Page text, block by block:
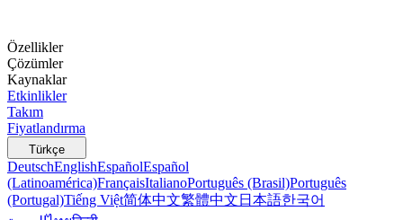
Özellikler
Çözümler
Kaynaklar
Etkinlikler
Takım
Fiyatlandırma
Türkçe
DeutschEnglishEspañolEspañol
(Latinoamérica)FrançaisItalianoPortuguês (Brasil)Português
(Portugal)Tiếng Việt简体中文繁體中文 日本語한국어